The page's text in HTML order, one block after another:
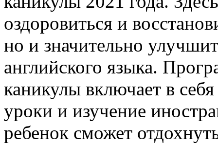
оздоровиться и
но и значительно
английского языка.
каникулы включает в
уроки и изучение
ребенок сможет